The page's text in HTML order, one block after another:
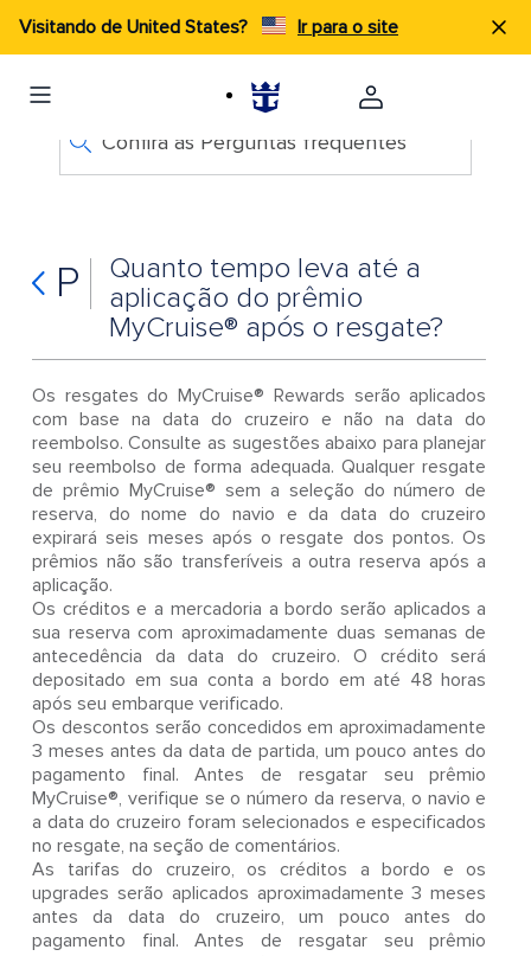
Visitando de United States? Ir para o site
Confira as Perguntas frequentes
P
Quanto tempo leva até a
aplicação do prêmio
MyCruise® após o resgate?
Os resgates do MyCruise® Rewards serão aplicados
com base na data do cruzeiro e não na data do
reembolso. Consulte as sugestões abaixo para planejar
seu reembolso de forma adequada. Qualquer resgate
de prêmio MyCruise® sem a seleção do número de
reserva, do nome do navio e da data do cruzeiro
expirará seis meses após o resgate dos pontos. Os
prêmios não são transferíveis a outra reserva após a
aplicação.
Os créditos e a mercadoria a bordo serão aplicados a
sua reserva com aproximadamente duas semanas de
antecedência da data do cruzeiro. O crédito será
depositado em sua conta a bordo em até 48 horas
após seu embarque verificado.
Os descontos serão concedidos em aproximadamente
3 meses antes da data de partida, um pouco antes do
pagamento final. Antes de resgatar seu prêmio
MyCruise®, verifique se o número da reserva, o navio e
a data do cruzeiro foram selecionados e especificados
no resgate, na seção de comentários.
As tarifas do cruzeiro, os créditos a bordo e os
upgrades serão aplicados aproximadamente 3 meses
antes da data do cruzeiro, um pouco antes do
pagamento final. Antes de resgatar seu prêmio